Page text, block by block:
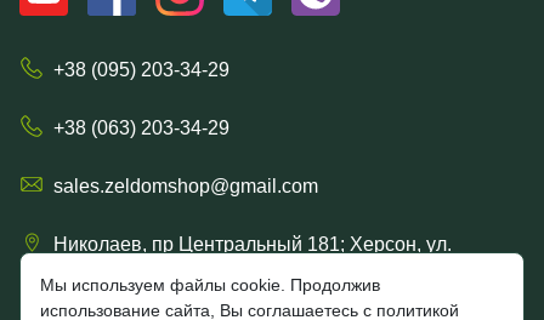
+38 (095) 203-34-29
+38 (063) 203-34-29
sales.zeldomshop@gmail.com
Николаев, пр Центральный 181; Херсон, ул.
Мы используем файлы cookie. Продолжив
использование сайта, Вы соглашаетесь с политикой